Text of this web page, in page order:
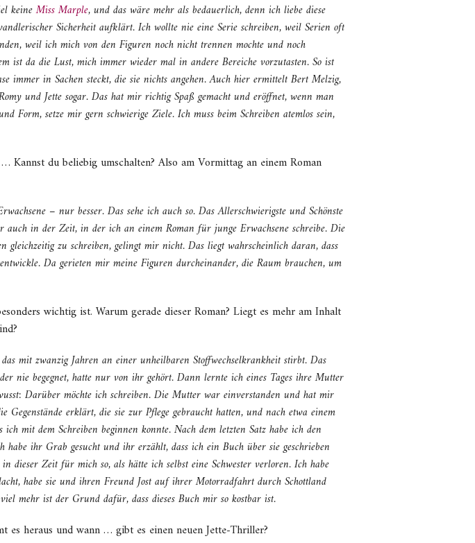
keineMiss Marple, und das wäre mehr als bedauerlich, denn ich liebe diese
Sicherheit aufklärt. Ich wollte nie eine Serie schreiben, weil Serien oft
weil ich mich von den Figuren noch nicht trennen mochte und noch
ist da die Lust, mich immer wieder mal in andere Bereiche vorzutasten. So ist
immer in Sachen steckt, die sie nichts angehen. Auch hier ermittelt Bert Melzig,
und Jette sogar. Das hat mir richtig Spaß gemacht und eröffnet, wenn man
Form, setze mir gern schwierige Ziele. Ich muss beim Schreiben atemlos sein,
… Kannst du beliebig umschalten? Also am Vormittag an einem Roman
– nur besser. Das sehe ich auch so. Das Allerschwierigste und Schönste
in der Zeit, in der ich an einem Roman für junge Erwachsene schreibe. Die
zu schreiben, gelingt mir nicht. Das liegt wahrscheinlich daran, dass
Da gerieten mir meine Figuren durcheinander, die Raum brauchen, um
wichtig ist. Warum gerade dieser Roman? Liegt es mehr am Inhalt
mit zwanzig Jahren an einer unheilbaren Stoffwechselkrankheit stirbt. Das
nie begegnet, hatte nur von ihr gehört. Dann lernte ich eines Tages ihre Mutter
Darüber möchte ich schreiben. Die Mutter war einverstanden und hat mir
erklärt, die sie zur Pflege gebraucht hatten, und nach etwa einem
mit dem Schreiben beginnen konnte. Nach dem letzten Satz habe ich den
ihr Grab gesucht und ihr erzählt, dass ich ein Buch über sie geschrieben
Zeit für mich so, als hätte ich selbst eine Schwester verloren. Ich habe
habe sie und ihren Freund Jost auf ihrer Motorradfahrt durch Schottland
mehr ist der Grund dafür, dass dieses Buch mir so kostbar ist.
es heraus und wann … gibt es einen neuen Jette-Thriller?